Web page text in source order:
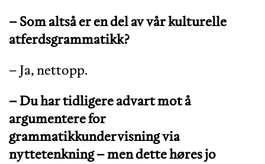
– Som altså er en del av vår kulturelle
atferdsgrammatikk?
– Ja, nettopp.
– Du har tidligere advart mot å
argumentere for
grammatikkundervisning via
nyttetenkning – men dette høres jo